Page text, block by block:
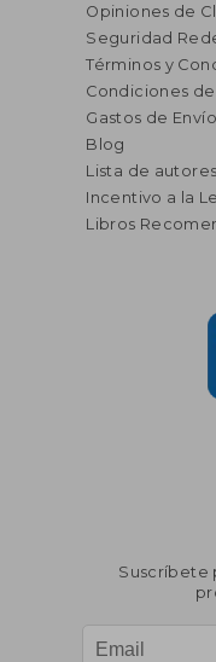
Opiniones de
Seguridad
Términos y
Condiciones
Gastos de Envío
Blog
Lista de autores
Incentivo a la
Libros
Suscríbete